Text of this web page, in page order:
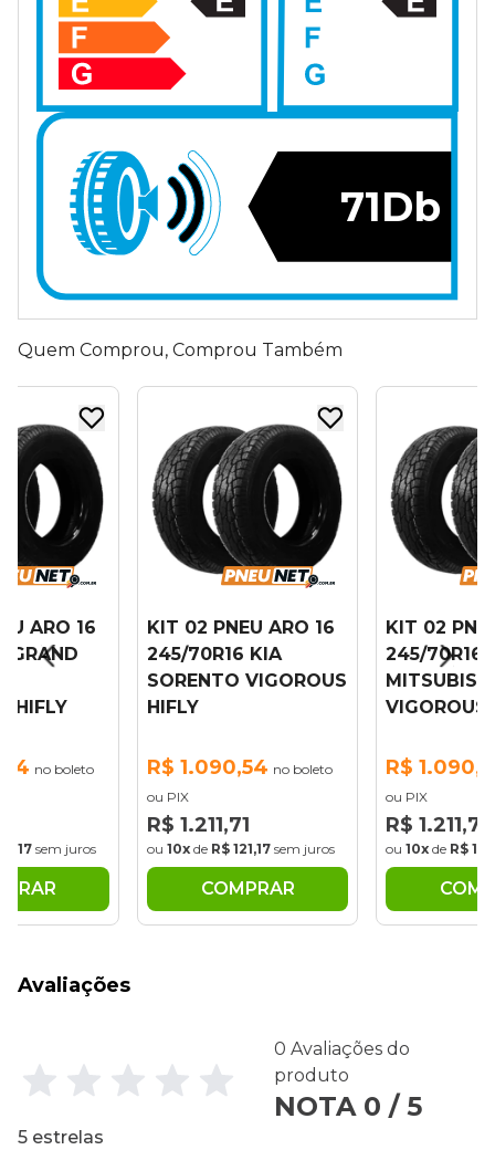
71Db
Quem Comprou, Comprou Também
ARO 16
GRAND
HIFLY
no boleto
sem juros
KIT 02 PNEU ARO 16
245/70R16 KIA
SORENTO VIGOROUS
HIFLY
R$ 1.090,54 no boleto
ou PIX
R$ 1.211,71
ou 10x de R$ 121,17 sem juros
COMPRAR
KIT 02
245/70R16
VIGOROUS
R$
ou PIX
R$ 1.211,71
ou 10x de R$
Avaliações
0 Avaliações do
produto
NOTA 0 / 5
5 estrelas